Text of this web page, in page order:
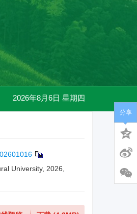
2026年8月6日 星期四
University, 2026,
分享